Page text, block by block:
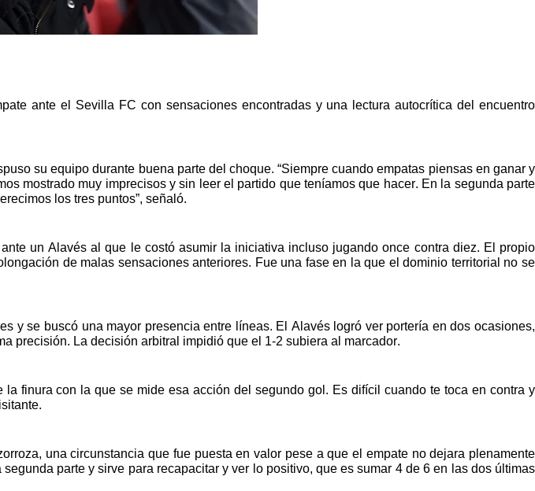
ante el Sevilla FC con sensaciones encontradas y una lectura autocrítica del encuentro
su equipo durante buena parte del choque. “Siempre cuando empatas piensas en ganar y
mostrado muy imprecisos y sin leer el partido que teníamos que hacer. En la segunda parte
los tres puntos”, señaló.
un Alavés al que le costó asumir la iniciativa incluso jugando once contra diez. El propio
de malas sensaciones anteriores. Fue una fase en la que el dominio territorial no se
y se buscó una mayor presencia entre líneas. El Alavés logró ver portería en dos ocasiones,
precisión. La decisión arbitral impidió que el 1-2 subiera al marcador.
finura con la que se mide esa acción del segundo gol. Es difícil cuando te toca en contra y
una circunstancia que fue puesta en valor pese a que el empate no dejara plenamente
parte y sirve para recapacitar y ver lo positivo, que es sumar 4 de 6 en las dos últimas